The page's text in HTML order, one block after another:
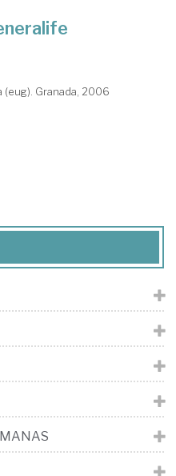
(eug). Granada, 2006